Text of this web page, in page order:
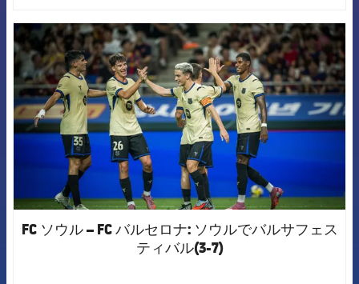
FCB Barcelona badge
FC ソウル – FC バルセロナ: ソウルでバルサフェス
ティバル(3-7)